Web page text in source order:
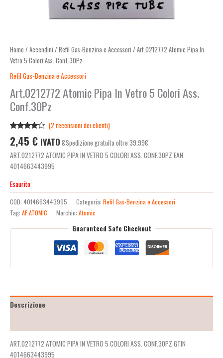
Home / Accendini / Refil Gas-Benzina e Accessori / Art.0212772 Atomic Pipa In
Vetro 5 Colori Ass. Conf.30Pz
Refil Gas-Benzina e Accessori
Art.0212772 Atomic Pipa In Vetro 5 Colori Ass.
Conf.30Pz
4.00 su
5 su
base di
(2 recensioni dei clienti)
2,45 € IVATO &Spedizione gratuita oltre 39.99€
ART.0212772 ATOMIC PIPA IN VETRO 5 COLORI ASS. CONF.30PZ EAN
4014663443995
Esaurito
COD: 4014663443995 Categoria: Refil Gas-Benzina e Accessori
Tag: AF ATOMIC Marchio: Atomic
Guaranteed Safe Checkout
Descrizione
ART.0212772 ATOMIC PIPA IN VETRO 5 COLORI ASS. CONF.30PZ GTIN
4014663443995